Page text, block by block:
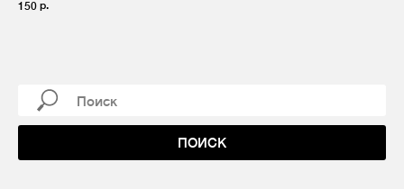
150 р.
ПОИСК